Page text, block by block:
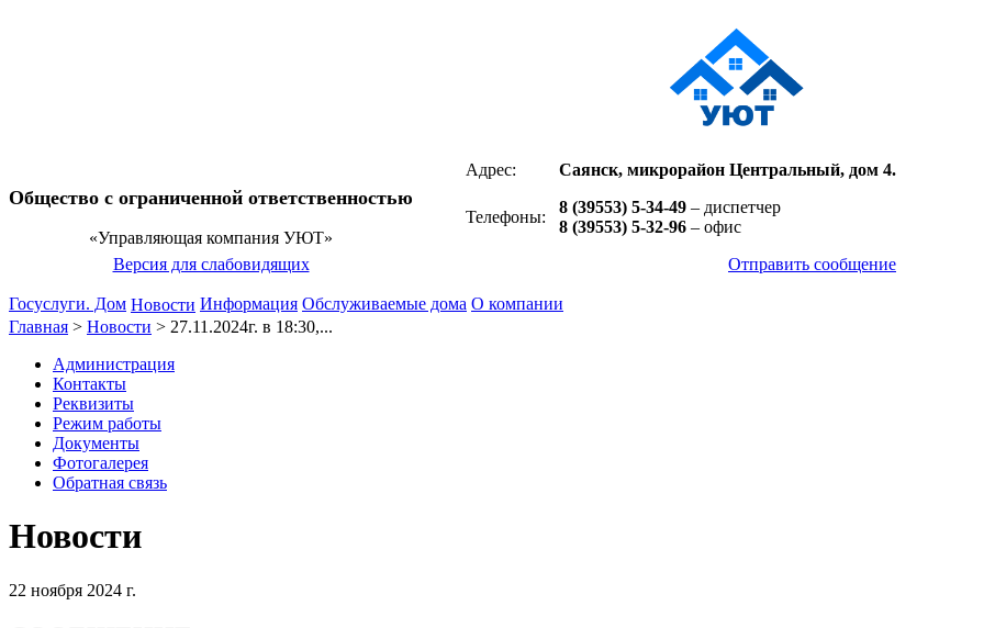
Общество с ограниченной ответственностью
«Управляющая компания УЮТ»
Адрес: Саянск, микрорайон Центральный, дом 4.
Телефоны:
8 (39553) 5-34-49 – диспетчер
8 (39553) 5-32-96 – офис
Версия для слабовидящих
Отправить сообщение
Госуслуги. Дом Новости Информация Обслуживаемые дома О компании
Главная > Новости > 27.11.2024г. в 18:30,...
Администрация
Контакты
Реквизиты
Режим работы
Документы
Фотогалерея
Обратная связь
Новости
22 ноября 2024 г.